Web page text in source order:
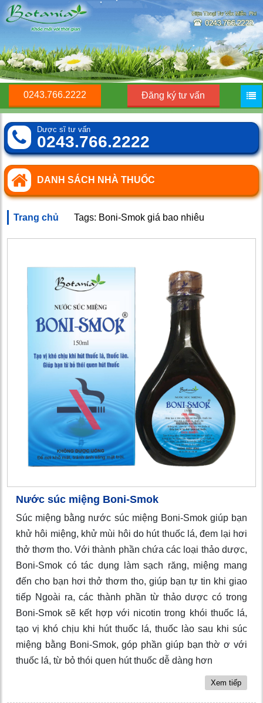
0243.766.2222 Đăng ký tư vấn
Dược sĩ tư vấn
0243.766.2222
DANH SÁCH NHÀ THUỐC
Trang chủ Tags: Boni-Smok giá bao nhiêu
Nước súc miệng Boni-Smok
Súc miệng bằng nước súc miệng Boni-Smok giúp bạn
khử hôi miệng, khử mùi hôi do hút thuốc lá, đem lại hơi
thở thơm tho. Với thành phần chứa các loại thảo dược,
Boni-Smok có tác dụng làm sạch răng, miệng mang
đến cho bạn hơi thở thơm tho, giúp bạn tự tin khi giao
tiếp Ngoài ra, các thành phần từ thảo dược có trong
Boni-Smok sẽ kết hợp với nicotin trong khói thuốc lá,
tạo vị khó chịu khi hút thuốc lá, thuốc lào sau khi súc
miệng bằng Boni-Smok, góp phần giúp bạn thờ ơ với
thuốc lá, từ bỏ thói quen hút thuốc dễ dàng hơn
Xem tiếp